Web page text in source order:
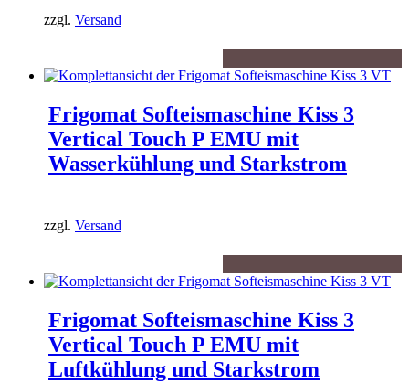
zzgl. Versand
Frigomat Softeismaschine Kiss 3
Vertical Touch P EMU mit
Wasserkühlung und Starkstrom
zzgl. Versand
Frigomat Softeismaschine Kiss 3
Vertical Touch P EMU mit
Luftkühlung und Starkstrom